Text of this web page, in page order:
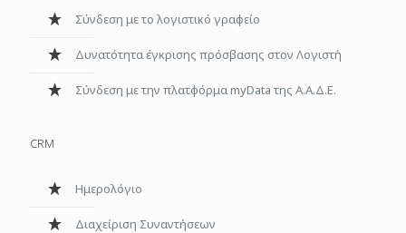
Σύνδεση με το λογιστικό γραφείο
Δυνατότητα έγκρισης πρόσβασης στον Λογιστή
Σύνδεση με την πλατφόρμα myData της Α.Α.Δ.Ε.
CRM
Ημερολόγιο
Διαχείριση Συναντήσεων